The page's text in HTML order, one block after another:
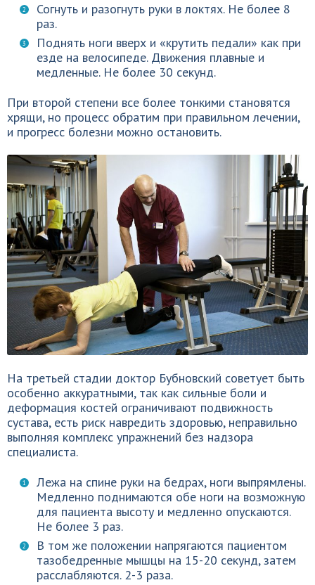
Согнуть и разогнуть руки в локтях. Не более 8
раз.
Поднять ноги вверх и «крутить педали» как при
езде на велосипеде. Движения плавные и
медленные. Не более 30 секунд.
При второй степени все более тонкими становятся
хрящи, но процесс обратим при правильном лечении,
и прогресс болезни можно остановить.
На третьей стадии доктор Бубновский советует быть
особенно аккуратными, так как сильные боли и
деформация костей ограничивают подвижность
сустава, есть риск навредить здоровью, неправильно
выполняя комплекс упражнений без надзора
специалиста.
Лежа на спине руки на бедрах, ноги выпрямлены.
Медленно поднимаются обе ноги на возможную
для пациента высоту и медленно опускаются.
Не более 3 раз.
В том же положении напрягаются пациентом
тазобедренные мышцы на 15-20 секунд, затем
расслабляются. 2-3 раза.